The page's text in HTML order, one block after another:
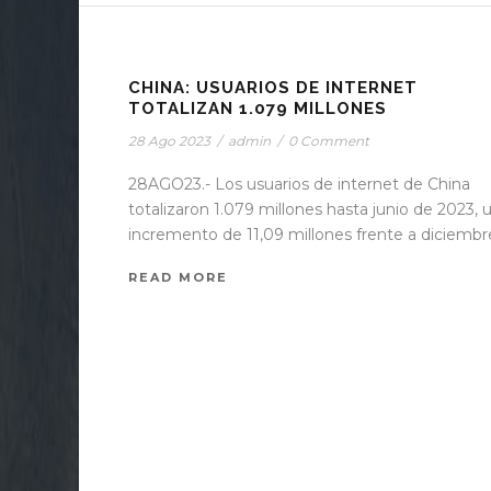
CHINA: USUARIOS DE INTERNET
TOTALIZAN 1.079 MILLONES
28 Ago 2023 / admin / 0 Comment
28AGO23.- Los usuarios de internet de China
totalizaron 1.079 millones hasta junio de 2023,
incremento de 11,09 millones frente a
READ MORE